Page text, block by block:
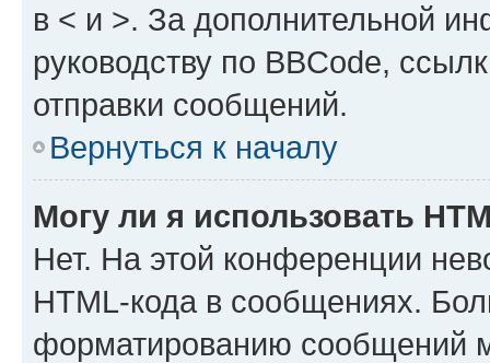
в < и >. За дополнительной
руководству по BBCode,
отправки сообщений.
Вернуться к началу
Могу ли я использовать
Нет. На этой конференции
HTML-кода в сообщениях.
форматированию сообщений